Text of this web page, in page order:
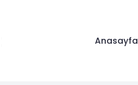
Anasayfa